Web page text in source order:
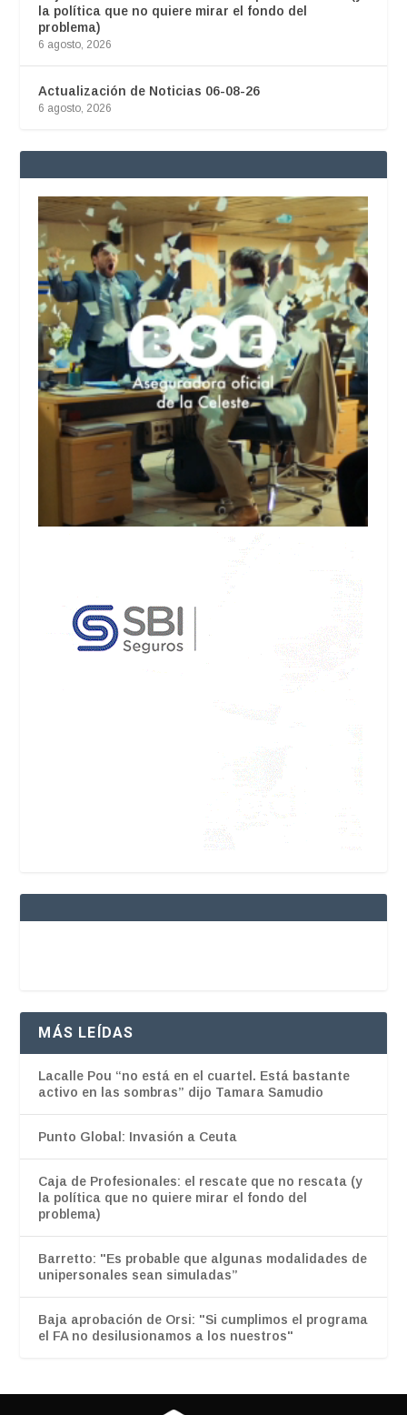
la política que no quiere mirar el fondo del
problema)
6 agosto, 2026
Actualización de Noticias 06-08-26
6 agosto, 2026
MÁS LEÍDAS
Lacalle Pou “no está en el cuartel. Está bastante
activo en las sombras” dijo Tamara Samudio
Punto Global: Invasión a Ceuta
Caja de Profesionales: el rescate que no rescata (y
la política que no quiere mirar el fondo del
problema)
Barretto: "Es probable que algunas modalidades de
unipersonales sean simuladas”
Baja aprobación de Orsi: "Si cumplimos el programa
el FA no desilusionamos a los nuestros"